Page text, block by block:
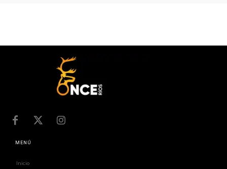
MENÚ
Inicio